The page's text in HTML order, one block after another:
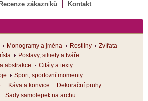
Recenze zákazníků Kontakt
Monogramy a jména Rostliny
Zvířata
Postavy, siluety a tváře
abstrakce
Citáty a texty
Sport, sportovní momenty
Káva a konvice
Dekorační pruhy
Sady samolepek na archu